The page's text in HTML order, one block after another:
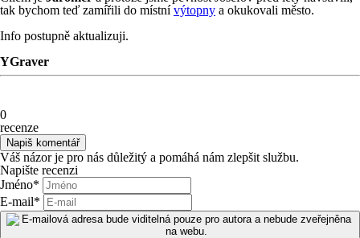
tak bychom teď zamířili do místnívýtopny a okukovali město.
Info postupně aktualizuji.
YGraver
0
recenze
Váš názor je pro nás důležitý a pomáhá nám zlepšit službu.
Napište recenzi
Jméno*
E-mail*